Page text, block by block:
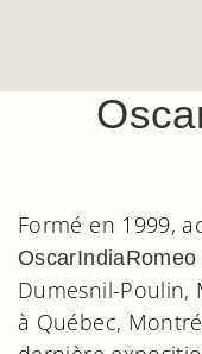
Formé en 1999,
OscarIndiaRomeo
Dumesnil-Poulin,
à Québec,